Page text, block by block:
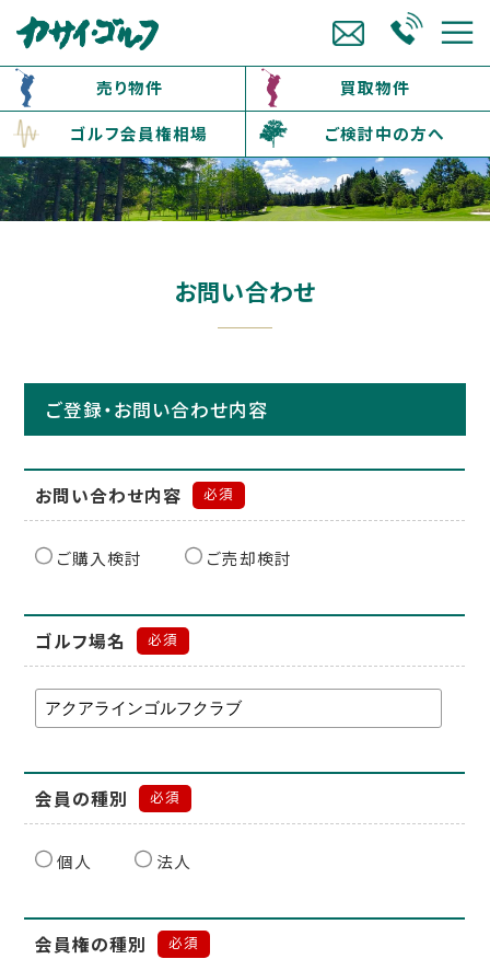
売り物件
買取物件
ゴルフ会員権相場
ご検討中の方へ
お問い合わせ
ご登録・お問い合わせ内容
お問い合わせ内容 必須
ご購入検討 ご売却検討
ゴルフ場名 必須
会員の種別 必須
個人 法人
会員権の種別 必須